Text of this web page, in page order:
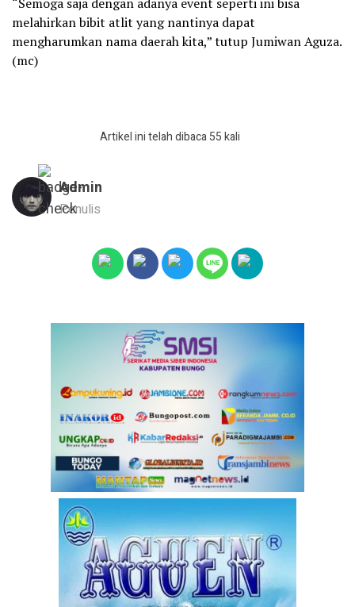
melahirkan bibit atlit yang nantinya dapat
mengharumkan nama daerah kita,” tutup Jumiwan Aguza.
(mc)
Artikel ini telah dibaca 55 kali
Admin
Penulis